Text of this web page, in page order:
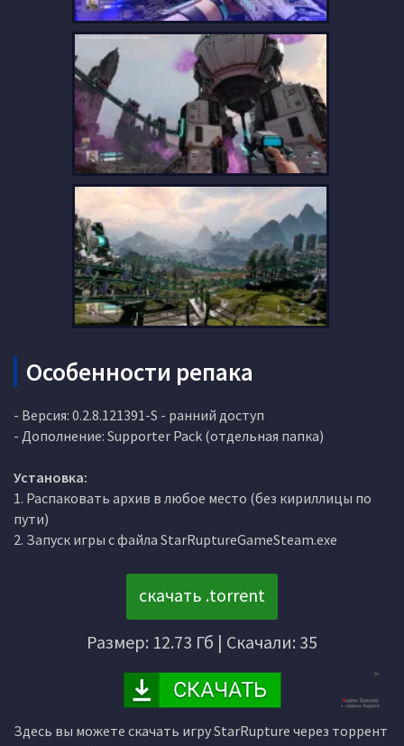
Особенности репака
- Версия: 0.2.8.121391-S - ранний доступ
- Дополнение: Supporter Pack (отдельная папка)
Установка:
1. Распаковать архив в любое место (без кириллицы по
пути)
2. Запуск игры с файла StarRuptureGameSteam.exe
скачать .torrent
Размер: 12.73 Гб | Скачали: 35
Здесь вы можете скачать игру StarRupture через торрент